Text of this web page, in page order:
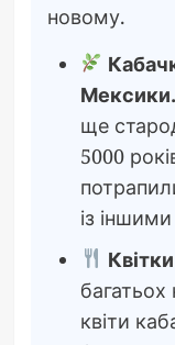
новому.
Мексики.
ще
5000
із
багатьох
квіти